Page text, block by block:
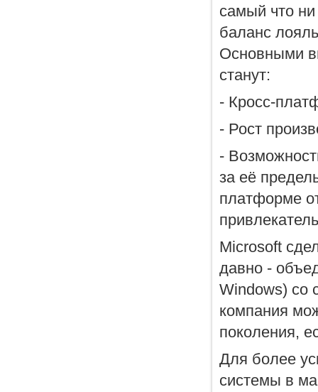
самый что
баланс
Основными
станут:
- Кросс-
- Рост
-
за её
платформе
Microsoft
давно -
Windows) со
компания
поколения,
Для более
системы в